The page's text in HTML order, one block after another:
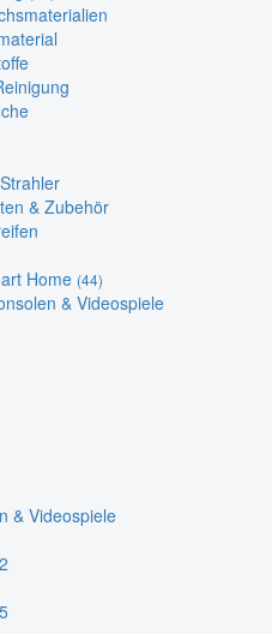
& Zubehör
Home (44)
& Videospiele
& Videospiele